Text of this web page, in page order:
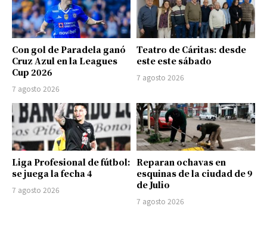
Con gol de Paradela ganó
Cruz Azul en la Leagues
Cup 2026
7 agosto 2026
Teatro de Cáritas: desde
este este sábado
7 agosto 2026
Liga Profesional de fútbol:
se juega la fecha 4
7 agosto 2026
Reparan ochavas en
esquinas de la ciudad de 9
de Julio
7 agosto 2026